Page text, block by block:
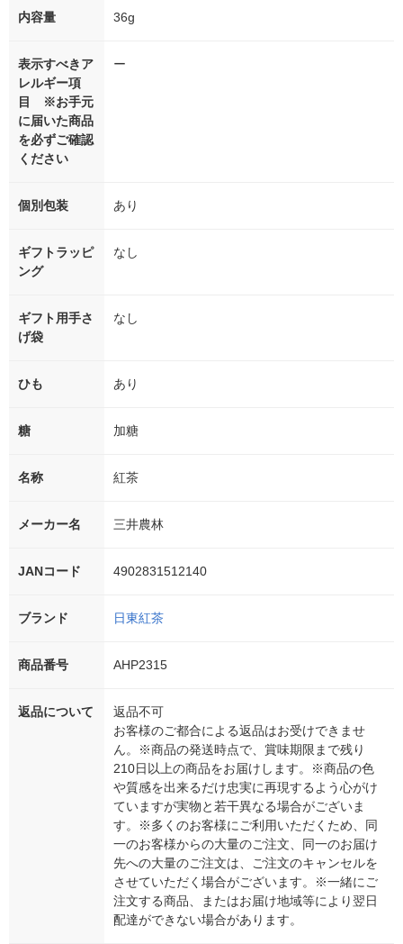
内容量 36g
表示すべきア
レルギー項
目 ※お手元
に届いた商品
を必ずご確認
ください
ー
個別包装 あり
ギフトラッピ
ング
なし
ギフト用手さ
げ袋
なし
ひも あり
糖 加糖
名称 紅茶
メーカー名 三井農林
JANコード 4902831512140
ブランド 日東紅茶
商品番号 AHP2315
返品について
返品不可
お客様のご都合による返品はお受けできませ
ん。※商品の発送時点で、賞味期限まで残り
210日以上の商品をお届けします。※商品の色
や質感を出来るだけ忠実に再現するよう心がけ
ていますが実物と若干異なる場合がございま
す。※多くのお客様にご利用いただくため、同
一のお客様からの大量のご注文、同一のお届け
先への大量のご注文は、ご注文のキャンセルを
させていただく場合がございます。※一緒にご
注文する商品、またはお届け地域等により翌日
配達ができない場合があります。